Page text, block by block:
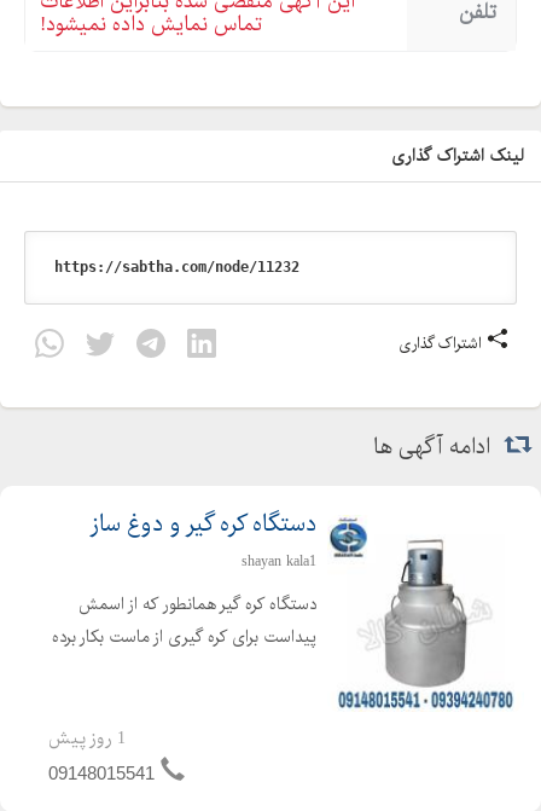
تلفن تماس نمایش داده نمیشود!
لینک اشتراک گذاری
اشتراک گذاری
ادامه آگهی ها
دستگاه کره گیر و دوغ ساز
shayan kala1
دستگاه کره گیر همانطور که از اسمش
پیداست برای کره گیری از ماست بکار برده
حالت کره تولید شده در سطح مایع
مخلوط شده و بحال...
1 روز پیش
09148015541